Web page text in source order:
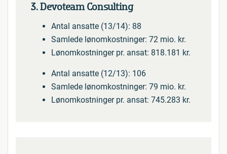
3. Devoteam Consulting
Antal ansatte (13/14): 88
Samlede lønomkostninger: 72 mio. kr.
Lønomkostninger pr. ansat: 818.181 kr.
Antal ansatte (12/13): 106
Samlede lønomkostninger: 79 mio. kr.
Lønomkostninger pr. ansat: 745.283 kr.